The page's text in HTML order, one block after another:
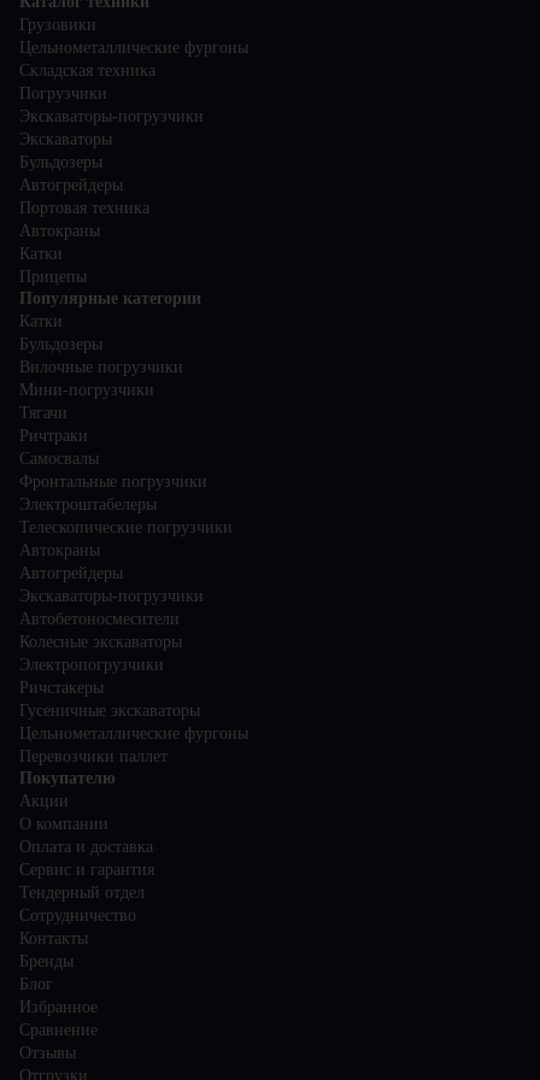
Грузовики
Цельнометаллические фургоны
Складская техника
Погрузчики
Экскаваторы-погрузчики
Экскаваторы
Бульдозеры
Автогрейдеры
Портовая техника
Автокраны
Катки
Прицепы
Популярные категории
Катки
Бульдозеры
Вилочные погрузчики
Мини-погрузчики
Тягачи
Ричтраки
Самосвалы
Фронтальные погрузчики
Электроштабелеры
Телескопические погрузчики
Автокраны
Автогрейдеры
Экскаваторы-погрузчики
Автобетоносмесители
Колесные экскаваторы
Электропогрузчики
Ричстакеры
Гусеничные экскаваторы
Цельнометаллические фургоны
Перевозчики паллет
Покупателю
Акции
О компании
Оплата и доставка
Сервис и гарантия
Тендерный отдел
Сотрудничество
Контакты
Бренды
Блог
Избранное
Сравнение
Отзывы
Отгрузки